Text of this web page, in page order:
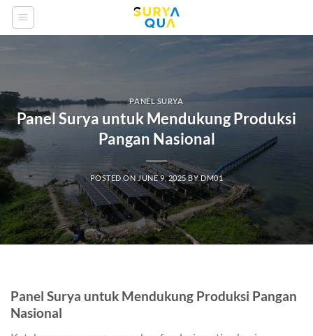
Skip
PANEL SURYA
Panel Surya untuk Mendukung Produksi
Pangan Nasional
POSTED ONJUNE 9, 2025 BYDM01
Panel Surya untuk Mendukung Produksi Pangan
Nasional